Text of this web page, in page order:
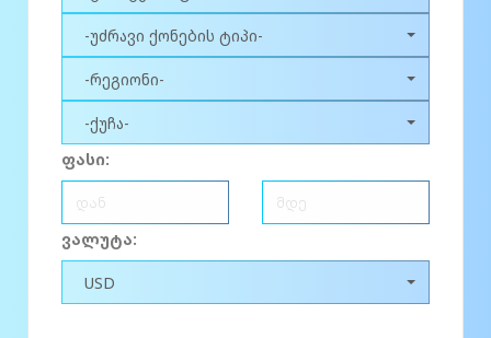
-უძრავი ქონების ტიპი-
-რეგიონი-
-ქუჩა-
ფასი:
ვალუტა:
USD